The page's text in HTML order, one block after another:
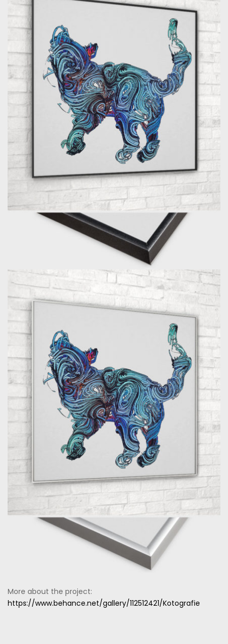
More about the project:
https://www.behance.net/gallery/112512421/Kotografie